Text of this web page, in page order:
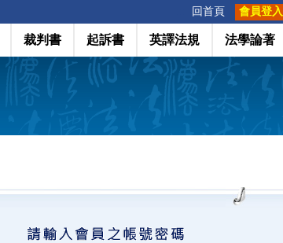
回首頁 會員登入
裁判書 起訴書 英譯法規 法學論著